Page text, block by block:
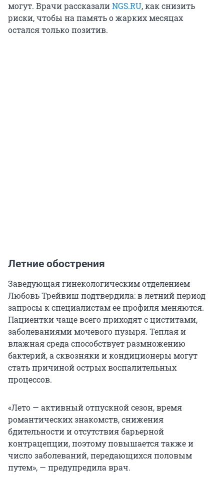
могут. Врачи рассказалиNGS.RU, как снизить
риски, чтобы на память о жарких месяцах
остался только позитив.
Летние обострения
Заведующая гинекологическим отделением
Любовь Трейвиш подтвердила: в летний период
запросы к специалистам ее профиля меняются.
Пациентки чаще всего приходят с циститами,
заболеваниями мочевого пузыря. Теплая и
влажная среда способствует размножению
бактерий, а сквозняки и кондиционеры могут
стать причиной острых воспалительных
процессов.
«Лето — активный отпускной сезон, время
романтических знакомств, снижения
бдительности и отсутствия барьерной
контрацепции, поэтому повышается также и
число заболеваний, передающихся половым
путем», — предупредила врач.